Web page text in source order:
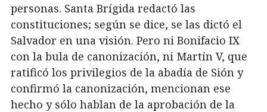
personas. Santa Brígida redactó las
constituciones; según se dice, se las dictó el
Salvador en una visión. Pero ni Bonifacio IX
con la bula de canonización, ni Martín V, que
ratificó los privilegios de la abadía de Sión y
confirmó la canonización, mencionan ese
hecho y sólo hablan de la aprobación de la